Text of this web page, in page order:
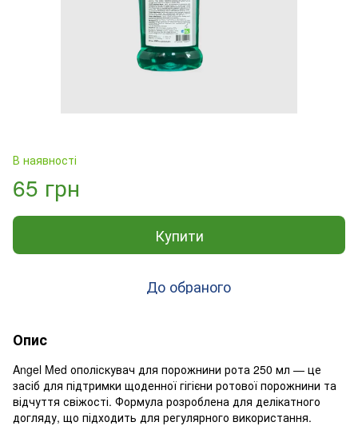
В наявності
65 грн
Купити
До обраного
Опис
Angel Med ополіскувач для порожнини рота 250 мл — це
засіб для підтримки щоденної гігієни ротової порожнини та
відчуття свіжості. Формула розроблена для делікатного
догляду, що підходить для регулярного використання.